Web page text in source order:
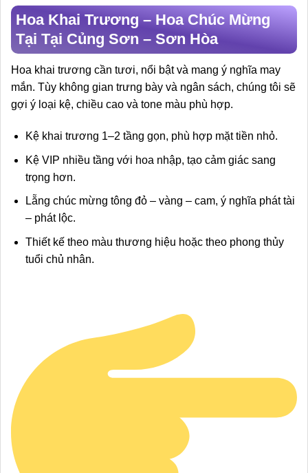
Hoa Khai Trương – Hoa Chúc Mừng
Tại Tại Củng Sơn – Sơn Hòa
Hoa khai trương cần tươi, nổi bật và mang ý nghĩa may
mắn. Tùy không gian trưng bày và ngân sách, chúng tôi sẽ
gợi ý loại kệ, chiều cao và tone màu phù hợp.
Kệ khai trương 1–2 tầng gọn, phù hợp mặt tiền nhỏ.
Kệ VIP nhiều tầng với hoa nhập, tạo cảm giác sang
trọng hơn.
Lẵng chúc mừng tông đỏ – vàng – cam, ý nghĩa phát tài
– phát lộc.
Thiết kế theo màu thương hiệu hoặc theo phong thủy
tuổi chủ nhân.